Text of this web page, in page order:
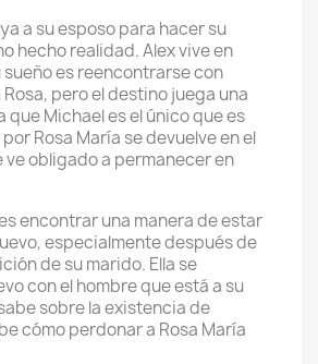
a su esposo para hacer su
hecho realidad. Alex vive en
sueño es reencontrarse con
pero el destino juega una
que Michael es el único que es
Rosa María se devuelve en el
obligado a permanecer en
encontrar una manera de estar
especialmente después de
de su marido. Ella se
con el hombre que está a su
sobre la existencia de
cómo perdonar a Rosa María